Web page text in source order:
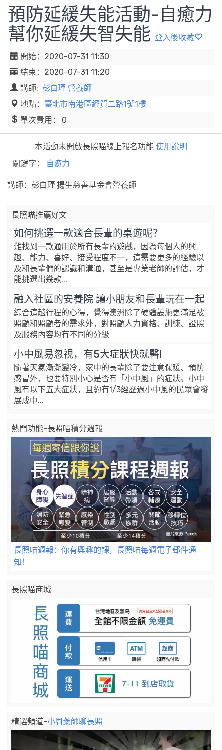
預防延緩失能活動-自癒力
幫你延緩失智失能 登入後收藏
開始：2020-07-31 11:30
結束：2020-07-31 11:20
講師: 彭白瑾 營養師
地點： 臺北市南港區經貿二路1號1樓
單次費用： 0
本活動未開啟長照喵線上報名功能 使用說明
關鍵字：
自癒力
講師：彭白瑾 揚生慈善基金會營養師
長照喵推薦好文
如何挑選一款適合長輩的桌遊呢？
難找到一款通用於所有長輩的遊戲，因為每個人的興
趣、能力、喜好、接受程度不一，這需要更多的經驗以
及和長輩們的認識和溝通，甚至是專業老師的評估，才
能挑選出幾款...
融入社區的安養院 讓小朋友和長輩玩在一起
綜合這趟行程的心得，覺得澳洲除了硬體設施更滿足被
照顧和照顧者的需求外，對照顧人力資格、訓練、證照
及服務內容均有不同的分級
小中風易忽視，有5大症狀快就醫!
隨著天氣漸漸變冷，家中的長輩除了要注意保暖、預防
感冒外，也要特別小心是否有「小中風」的症狀。小中
風有以下五大症狀，且約有1/3經歷過小中風的民眾會發
展成中...
熱門功能-長照喵積分週報
長照喵週報：你有興趣的課，長照喵每週電子郵件通
知！
長照喵商城
精選頻道-小周藥師聊長照